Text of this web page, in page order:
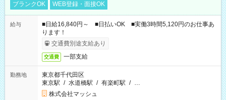
ブランクOK
WEB登録・面接OK
給与
■日給16,840円～ ■日払いOK ■実働3時間5,120円のお仕事あ
ります！
交通費別途支給あり
交通費 一部支給
勤務地
東京都千代田区
東京駅 / 水道橋駅 / 有楽町駅 / …
株式会社マッシュ